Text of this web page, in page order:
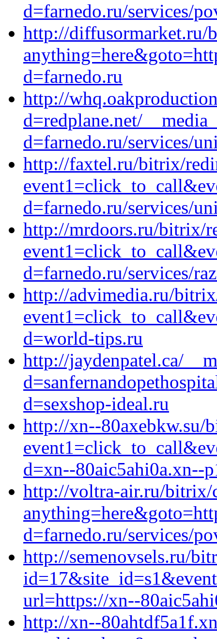
d=farnedo.ru/services/
http://diffusormarket.ru/
d=farnedo.ru
http://
d=redplane.net/
d=farnedo.ru/services/
http://faxtel.ru/bitrix/
d=farnedo.ru/services/
http://mrdoors.ru/bitrix/
d=farnedo.ru/services/
http://advimedia.ru/
d=world-tips.ru
http://jaydenpatel.ca/
d=sexshop-ideal.ru
http://xn--80axebkw.su/
d=xn--80aic5ahi0a.xn--
http://voltra-air.ru/bitrix/
d=farnedo.ru/services/
http://semenovsels.ru/
url=https://xn--
http://xn--